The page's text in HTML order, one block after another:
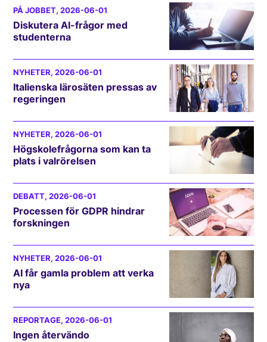
PÅ JOBBET, 2026-06-01
Diskutera AI-frågor med
studenterna
NYHETER, 2026-06-01
Italienska lärosäten pressas av
regeringen
NYHETER, 2026-06-01
Högskolefrågorna som kan ta
plats i valrörelsen
DEBATT, 2026-06-01
Processen för GDPR hindrar
forskningen
NYHETER, 2026-06-01
AI får gamla problem att verka
nya
REPORTAGE, 2026-06-01
Ingen återvändo